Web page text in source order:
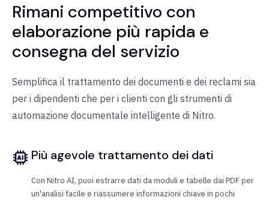
Rimani competitivo con
elaborazione più rapida e
consegna del servizio
Semplifica il trattamento dei documenti e dei reclami sia
per i dipendenti che per i clienti con gli strumenti di
automazione documentale intelligente di Nitro.
Più agevole trattamento dei dati
Con Nitro AI, puoi estrarre dati da moduli e tabelle dai PDF per
un'analisi facile e riassumere informazioni chiave in pochi